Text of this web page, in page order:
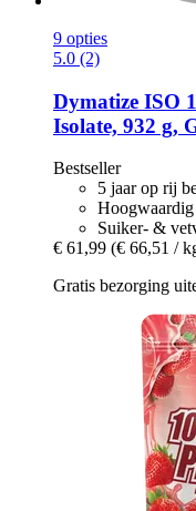
9 opties
5.0 (2)
Dymatize ISO
Isolate, 932 g,
Bestseller
5 jaar op rij
Suiker- &
€ 61,99 (€ 66,51 /
Gratis bezorging